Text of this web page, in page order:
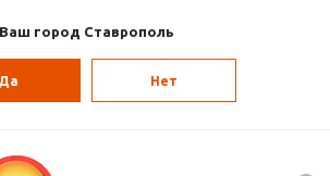
Ваш город Ставрополь
Да Нет